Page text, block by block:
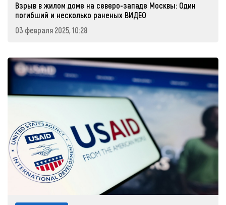
Взрыв в жилом доме на северо-западе Москвы: Один
погибший и несколько раненых ВИДЕО
03 февраля 2025, 10:28